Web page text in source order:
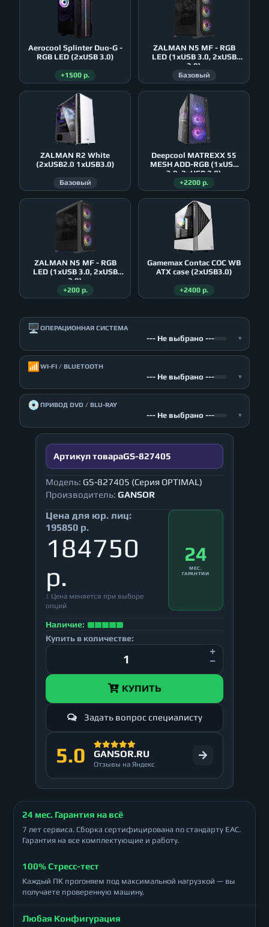
Aerocool Splinter Duo-G -
RGB LED (2xUSB 3.0)
+1500 р.
ZALMAN N5 MF - RGB
LED (1xUSB 3.0, 2xUSB
2.0)
Базовый
ZALMAN R2 White
(2xUSB2.0 1xUSB3.0)
Базовый
Deepcool MATREXX 55
MESH ADD-RGB (1xUSB
3.0, 2xUSB 2.0)
+2200 р.
ZALMAN N5 MF - RGB
LED (1xUSB 3.0, 2xUSB
2.0)
+200 р.
Gamemax Contac COC WB
ATX case (2xUSB3.0)
+2400 р.
🖥️ ОПЕРАЦИОННАЯ СИСТЕМА
--- Не выбрано --- ▾
📶 WI-FI / BLUETOOTH
--- Не выбрано --- ▾
💿ПРИВОД DVD / BLU-RAY
--- Не выбрано --- ▾
Артикул товараGS-827405
Модель: GS-827405 (Серия OPTIMAL)
Производитель: GANSOR
Цена для юр. лиц:
195850 р.
184750
р.
↕ Цена меняется при выборе
опций
24
МЕС.
ГАРАНТИИ
Наличие:
Купить в количестве:
КУПИТЬ
Задать вопрос специалисту
5.0 GANSOR.RU
Отзывы на Яндекс
24 мес. Гарантия на всё
7 лет сервиса. Сборка сертифицирована по стандарту ЕАС.
Гарантия на все комплектующие и работу.
100% Стресс-тест
Каждый ПК прогоняем под максимальной нагрузкой — вы
получаете проверенную машину.
Любая Конфигурация